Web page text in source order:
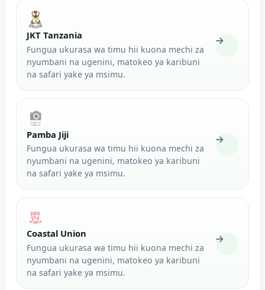
JKT Tanzania
Fungua ukurasa wa timu hii kuona mechi za
nyumbani na ugenini, matokeo ya karibuni
na safari yake ya msimu.
Pamba Jiji
Fungua ukurasa wa timu hii kuona mechi za
nyumbani na ugenini, matokeo ya karibuni
na safari yake ya msimu.
Coastal Union
Fungua ukurasa wa timu hii kuona mechi za
nyumbani na ugenini, matokeo ya karibuni
na safari yake ya msimu.